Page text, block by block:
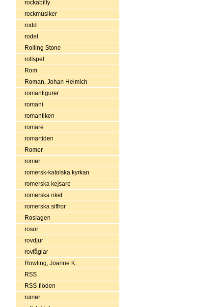
rockabilly
rockmusiker
rodd
rodel
Rolling Stone
rollspel
Rom
Roman, Johan Helmich
romanfigurer
romani
romantiken
romare
romartiden
Romer
romer
romersk-katolska kyrkan
romerska kejsare
romerska riket
romerska siffror
Roslagen
rosor
rovdjur
rovfåglar
Rowling, Joanne K.
RSS
RSS-flöden
ruiner